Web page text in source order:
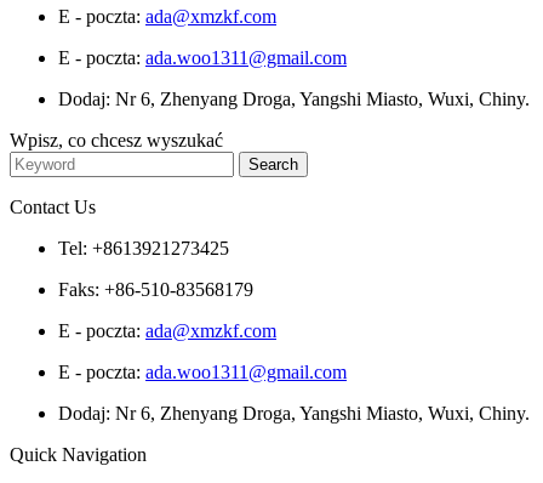
E - poczta: ada@xmzkf.com
E - poczta: ada.woo1311@gmail.com
Dodaj: Nr 6, Zhenyang Droga, Yangshi Miasto, Wuxi, Chiny.
Wpisz, co chcesz wyszukać
Contact Us
Tel: +8613921273425
Faks: +86-510-83568179
E - poczta: ada@xmzkf.com
E - poczta: ada.woo1311@gmail.com
Dodaj: Nr 6, Zhenyang Droga, Yangshi Miasto, Wuxi, Chiny.
Quick Navigation